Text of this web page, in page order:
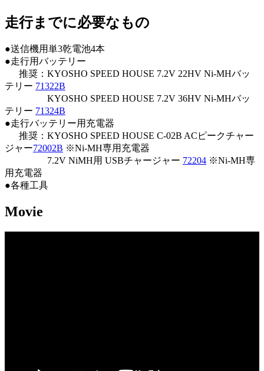
走行までに必要なもの
●送信機用単3乾電池4本
●走行用バッテリー
推奨：KYOSHO SPEED HOUSE 7.2V 22HV Ni-MHバッ
テリー 71322B
KYOSHO SPEED HOUSE 7.2V 36HV Ni-MHバッ
テリー 71324B
●走行バッテリー用充電器
推奨：KYOSHO SPEED HOUSE C-02B ACピークチャー
ジャー72002B ※Ni-MH専用充電器
7.2V NiMH用 USBチャージャー 72204 ※Ni-MH専
用充電器
●各種工具
Movie